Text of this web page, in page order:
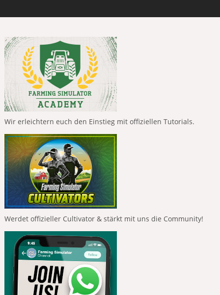
Wir erleichtern euch den Einstieg mit offiziellen Tutorials.
Werdet offizieller Cultivator & stärkt mit uns die Community!